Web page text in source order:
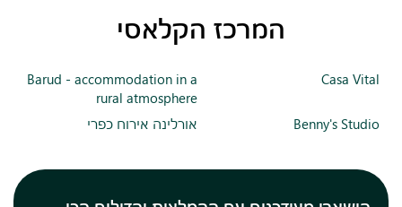
המרכז הקלאסי
Casa Vital
Barud - accommodation in a
rural atmosphere
Benny's Studio
אורלינה אירוח כפרי